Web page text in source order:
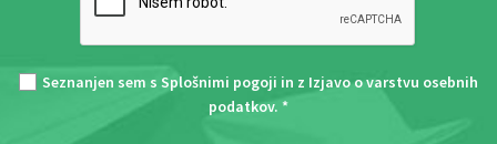
Seznanjen sem s Splošnimi pogoji in z Izjavo o varstvu osebnih
podatkov. *